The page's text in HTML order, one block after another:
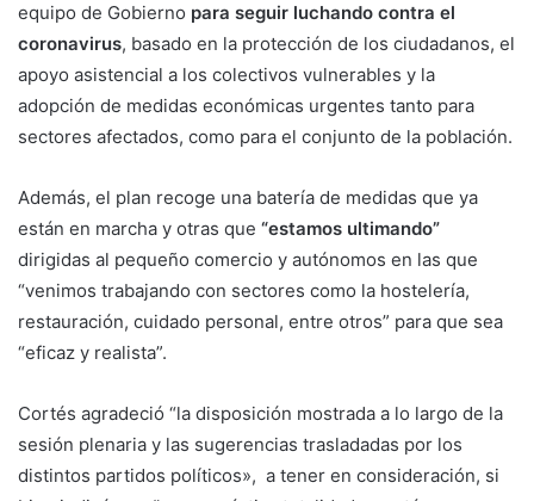
equipo de Gobierno para seguir luchando contra el
coronavirus, basado en la protección de los ciudadanos, el
apoyo asistencial a los colectivos vulnerables y la
adopción de medidas económicas urgentes tanto para
sectores afectados, como para el conjunto de la población.
Además, el plan recoge una batería de medidas que ya
están en marcha y otras que “estamos ultimando”
dirigidas al pequeño comercio y autónomos en las que
“venimos trabajando con sectores como la hostelería,
restauración, cuidado personal, entre otros” para que sea
“eficaz y realista”.
Cortés agradeció “la disposición mostrada a lo largo de la
sesión plenaria y las sugerencias trasladadas por los
distintos partidos políticos», a tener en consideración, si